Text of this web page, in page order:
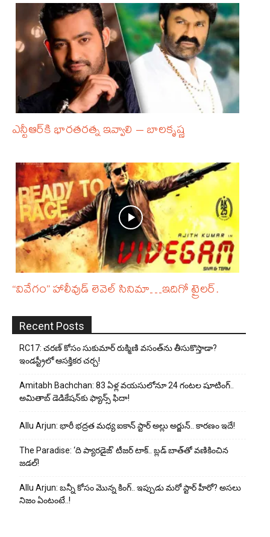
ఎన్టీఆర్‌కి భారతరత్న ఇవ్వాలి – బాలకృష్ణ
“వివేగం” హాలీవుడ్ లెవెల్ సినిమా…ఇదిగో ట్రైలర్.
Recent Posts
RC17: చరణ్ కోసం సుకుమార్ రుక్మిణి వసంత్‌ను తీసుకొస్తాడా?
ఇండస్ట్రీలో ఆసక్తికర చర్చ!
Amitabh Bachchan: 83 ఏళ్ల వయసులోనూ 24 గంటల షూటింగ్..
అమితాబ్ డెడికేషన్‌కు ఫ్యాన్స్ ఫిదా!
Allu Arjun: భారీ భద్రత మధ్య ఐకాన్ స్టార్ అల్లు అర్జున్.. కారణం ఇదే!
The Paradise: ‘ది ప్యారడైజ్’ టీజర్ టాక్.. బ్లడ్ బాత్‌తో వణికించిన
జడల్!
Allu Arjun: బన్నీ కోసం మొన్న కింగ్.. ఇప్పుడు మరో స్టార్ హీరో? అసలు
నిజం ఏంటంటే..!